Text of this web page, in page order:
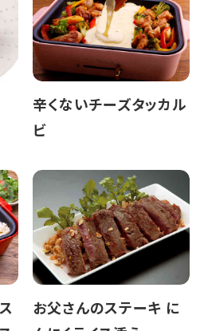
辛くないチーズタッカル
ビ
お父さんのステーキ に